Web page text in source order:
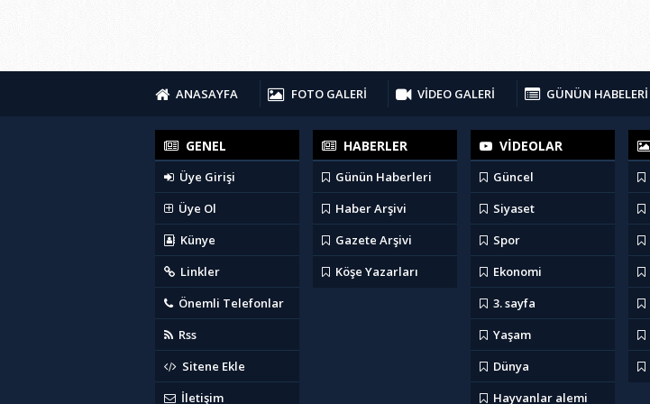
ANASAYFA FOTO GALERİ VİDEO GALERİ GÜNÜN HABELERİ
GENEL
Üye Girişi
Üye Ol
Künye
Linkler
Önemli Telefonlar
Rss
Sitene Ekle
İletişim
HABERLER
Günün Haberleri
Haber Arşivi
Gazete Arşivi
Köşe Yazarları
VİDEOLAR
Güncel
Siyaset
Spor
Ekonomi
3. sayfa
Yaşam
Dünya
Hayvanlar alemi